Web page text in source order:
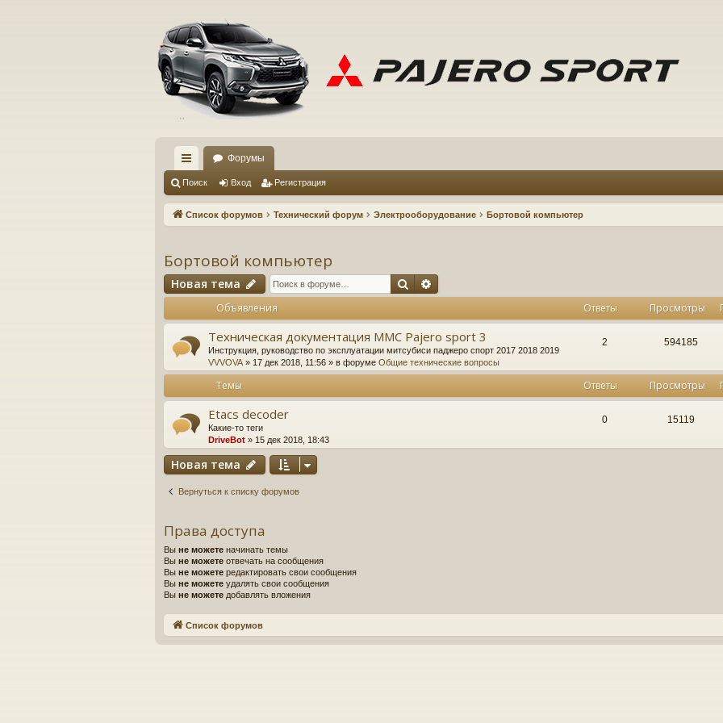
с
ы
Форумы
Поиск Вход Регистрация
Список форумов Технический форум Электрооборудование Бортовой компьютер
Бортовой компьютер
Новая тема Поиск
Объявления Ответы Просмотры
Техническая документация MMC Pajero sport 3
Инструкция, руководство по эксплуатации митсубиси паджеро спорт 2017 2018 2019
VVVOVA » 17 дек 2018, 11:56 » в форуме Общие технические вопросы
2 594185
Темы Ответы Просмотры
Etacs decoder
Какие-то теги
DriveBot » 15 дек 2018, 18:43
0 15119
Новая тема
Вернуться к списку форумов
Права доступа
Вы не можете начинать темы
Вы не можете отвечать на сообщения
Вы не можете редактировать свои сообщения
Вы не можете удалять свои сообщения
Вы не можете добавлять вложения
Список форумов